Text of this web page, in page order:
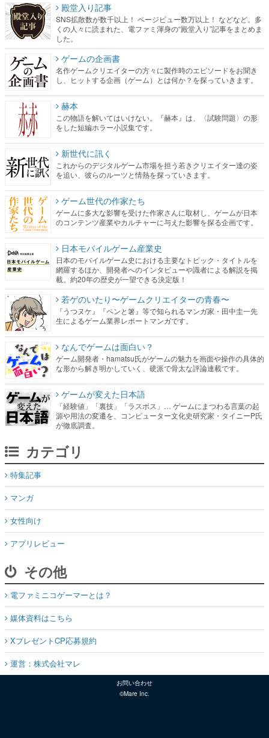
殿堂入り記事
SNS拡散数が数千以上！ ページビュー数万以上！ などなど。多
くの人々に読まれた、電ファミ渾身の“殿堂入り”記事をまとめま
した。
ゲームの企画書
名作ゲームクリエイターの方々に製作時のエピソードをお聞き
し、ヒットする企画（ゲーム）とは何か？を探っていきます。
赫本
この物語を解いてはいけない。『赫本』は、〈試験問題〉の形
をした短編ホラー小説集です。
新世代に訊く
これからのデジタルゲーム市場を担う若きクリエイター達の姿
を追い、彼らのルーツと情熱を探っていきます。
ゲーム世代の作家たち
ゲームに多大な影響を受けた作家さんに取材し、ゲームが日本
のコンテンツ産業やカルチャーに与えた影響を探る企画です。
日本モバイルゲーム産業史
日本のモバイルゲーム史における主要なトピック・タイトルを
網羅するほか、開発者へのインタビューや識者による解説を掲
載。約20年の歴史が一望できる決定版！
若ゲのいたり〜ゲームクリエイターの青春〜
『うつヌケ』『ペンと箸』等で知られるマンガ家・田中圭一先
生によるゲーム業界レポートマンガです。
なんでゲームは面白い？
ゲーム開発者・hamatsu氏がゲームの魅力を画面や操作の具体的
な形から解き明かしていく、硬派で骨太な評論連載です。
ゲームが変えた日本語
「経験値」「裏技」「ラスボス」… ゲームにまつわる言葉の起
源や用法の変遷を、コンピューター文化史研究家・タイニーP氏
が徹底調査。
カテゴリ
特集記事
マンガ
女性向け
アプリレビュー
その他
電ファミニコゲーマーとは？
媒体資料はこちら
XプレゼントCP応募規約
運営：株式会社マレ
お問い合わせ
©Mare Inc.